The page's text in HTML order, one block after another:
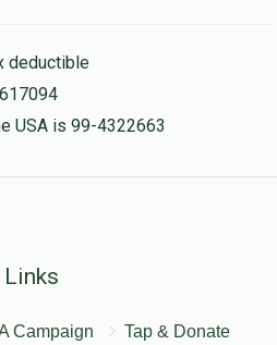
deductible
USA is 99-4322663
Campaign
Tap & Donate